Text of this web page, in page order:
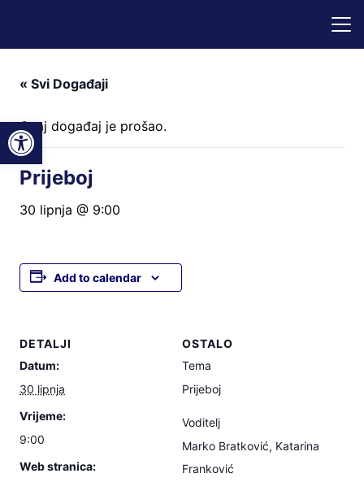
« Svi Događaji
Ovaj događaj je prošao.
Prijeboj
30 lipnja @ 9:00
Add to calendar
DETALJI
Datum:
30 lipnja
Vrijeme:
9:00
Web stranica:
OSTALO
Tema
Prijeboj
Voditelj
Marko Bratković, Katarina
Franković
Open toolbar